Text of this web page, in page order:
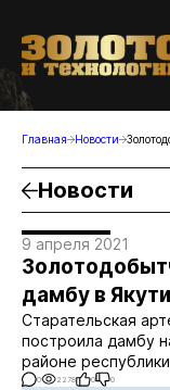
Главная Новости
Новости
9 апреля 2021
дамбу в
Старательская
построила дамбу
районе
0 2278 0 0